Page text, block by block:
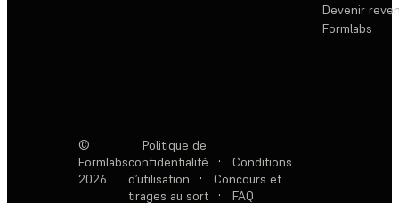
Devenir
Formlabs
©
Formlabs
2026
Politique de
confidentialité
·
Conditions
d’utilisation
·
Concours et
tirages au sort
· FAQ